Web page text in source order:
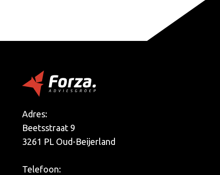
Adres:
Beetsstraat 9
3261 PL Oud-Beijerland
Telefoon: